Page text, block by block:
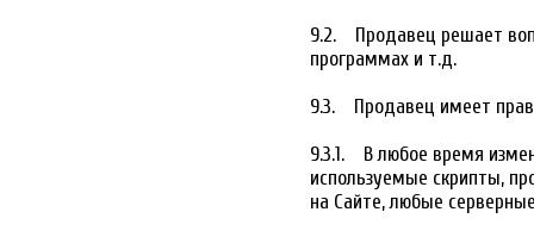
9.2. Продавец решает
программах и т.д.
9.3. Продавец имеет
9.3.1. В любое время
используемые скрипты,
на Сайте, любые